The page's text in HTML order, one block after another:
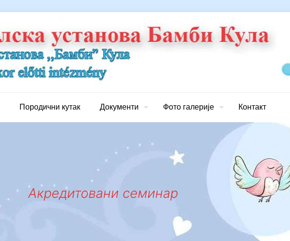
Породични кутак Документи Фото галерије Контакт
Акредитовани семинар